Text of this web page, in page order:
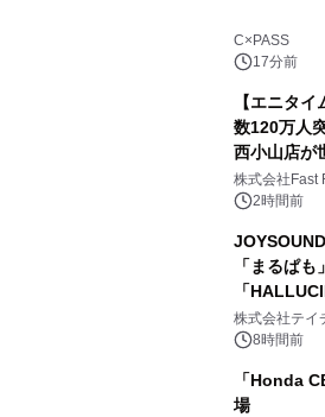
C×PASS
17分前
【エニタ
数120万人
西小山店が
株式会社Fast
2時間前
「まるぱ
「
信リリース
株式会社テイ
8時間前
「Honda
場